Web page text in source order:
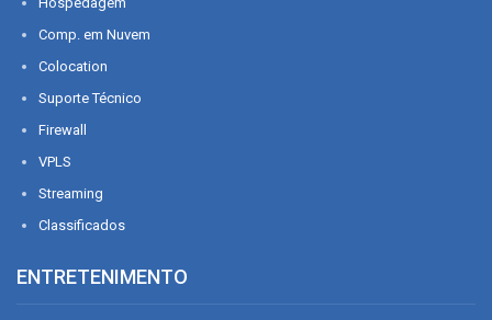
Comp. em Nuvem
Colocation
Suporte Técnico
Firewall
VPLS
Streaming
Classificados
ENTRETENIMENTO